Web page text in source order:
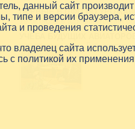
ПЕРВЫЕ В ЦФО ПО
19 октября в администрации
Губернатор
данный сайт
типе и версии браузера,
и проведения
владелец сайта
с политикой их